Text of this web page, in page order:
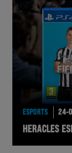
ESPORTS 24-
HERACLES